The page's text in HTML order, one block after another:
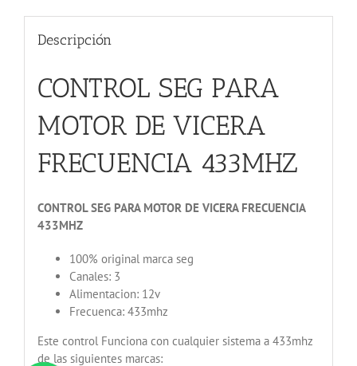
Descripción
CONTROL SEG PARA
MOTOR DE VICERA
FRECUENCIA 433MHZ
CONTROL SEG PARA MOTOR DE VICERA FRECUENCIA
433MHZ
100% original marca seg
Canales: 3
Alimentacion: 12v
Frecuenca: 433mhz
Este control Funciona con cualquier sistema a 433mhz
de las siguientes marcas: